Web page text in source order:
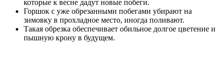
которые к весне дадут новые побеги.
Горшок с уже обрезанными побегами убирают на
зимовку в прохладное место, иногда поливают.
Такая обрезка обеспечивает обильное долгое цветение и
пышную крону в будущем.